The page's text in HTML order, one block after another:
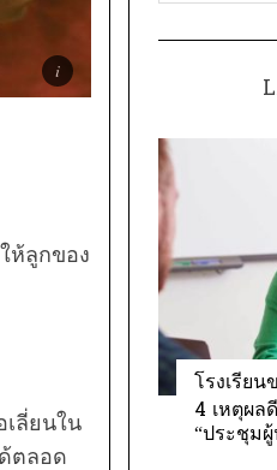
ห้ลูกของ
เลี่ยนใน
ตลอด
r
a
t
o
r
i
e
s
โรงเรียน
4 เหตุผล
“ประชุม